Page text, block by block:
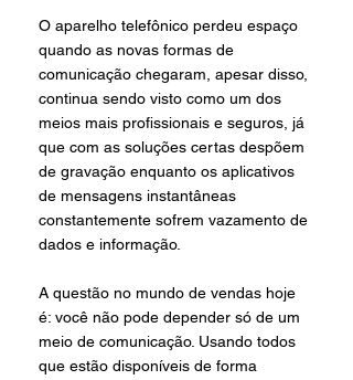
O aparelho telefônico perdeu espaço
quando as novas formas de
comunicação chegaram, apesar disso,
continua sendo visto como um dos
meios mais profissionais e seguros, já
que com as soluções certas despõem
de gravação enquanto os aplicativos
de mensagens instantâneas
constantemente sofrem vazamento de
dados e informação.
A questão no mundo de vendas hoje
é: você não pode depender só de um
meio de comunicação. Usando todos
que estão disponíveis de forma